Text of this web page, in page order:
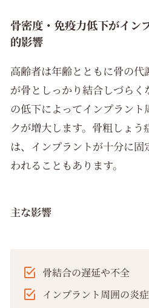
骨密度・免疫力低下がイン
的影響
高齢者は年齢とともに骨の代
が骨としっかり結合しづら
の低下によってインプラン
クが増大します。骨粗しょ
は、インプラントが十分に固
われることもあります。
主な影響
骨結合の遅延や不全
インプラント周囲の炎